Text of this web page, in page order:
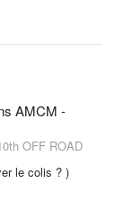
AMCM -
OFF ROAD
le colis ? )